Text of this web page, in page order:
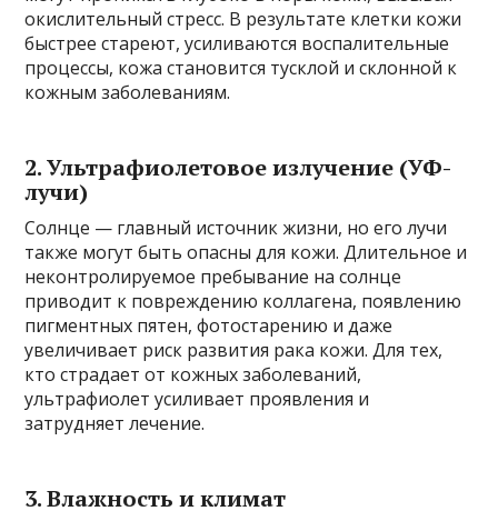
окислительный стресс. В результате клетки кожи
быстрее стареют, усиливаются воспалительные
процессы, кожа становится тусклой и склонной к
кожным заболеваниям.
2. Ультрафиолетовое излучение (УФ-
лучи)
Солнце — главный источник жизни, но его лучи
также могут быть опасны для кожи. Длительное и
неконтролируемое пребывание на солнце
приводит к повреждению коллагена, появлению
пигментных пятен, фотостарению и даже
увеличивает риск развития рака кожи. Для тех,
кто страдает от кожных заболеваний,
ультрафиолет усиливает проявления и
затрудняет лечение.
3. Влажность и климат